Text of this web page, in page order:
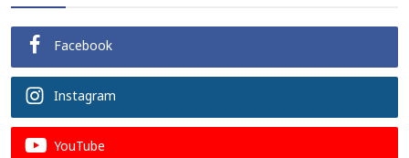
Facebook
Instagram
YouTube